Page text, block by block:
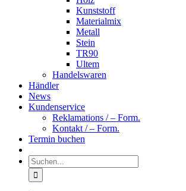
Kunststoff
Materialmix
Metall
Stein
TR90
Ultem
Handelswaren
Händler
News
Kundenservice
Reklamations / – Form.
Kontakt / – Form.
Termin buchen
Suche
nach: